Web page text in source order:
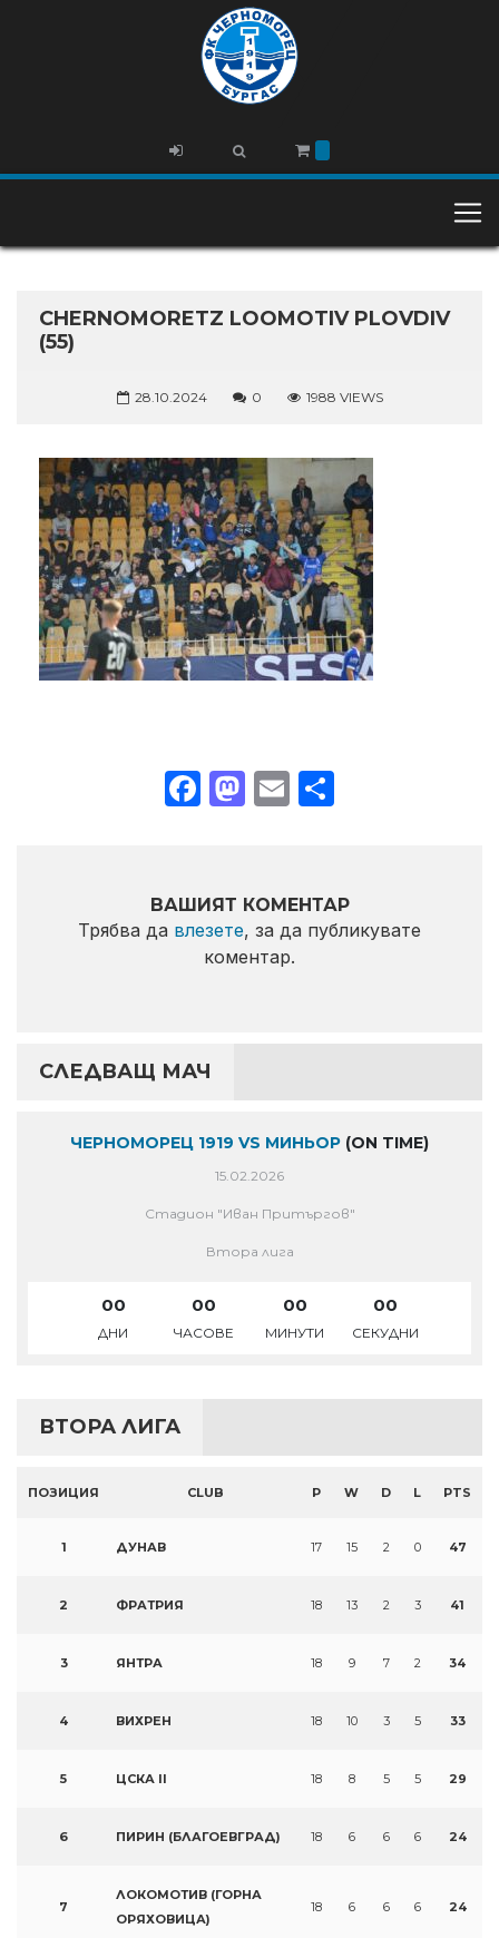
CHERNOMORETZ LOOMOTIV PLOVDIV
(55)
28.10.2024 0 1988 VIEWS
Facebook
Mastodon
Email
ВАШИЯТ КОМЕНТАР
Трябва да влезете, за да публикувате
коментар.
СЛЕДВАЩ МАЧ
ЧЕРНОМОРЕЦ 1919 VS МИНЬОР (ON TIME)
15.02.2026
Стадион "Иван Притъргов"
Втора лига
00
ДНИ
00
ЧАСОВЕ
00
МИНУТИ
00
СЕКУДНИ
ВТОРА ЛИГА
ПОЗИЦИЯ CLUB P W D L PTS
1 ДУНАВ 17 15 2 0 47
2 ФРАТРИЯ 18 13 2 3 41
3 ЯНТРА 18 9 7 2 34
4 ВИХРЕН 18 10 3 5 33
5 ЦСКА II 18 8 5 5 29
6 ПИРИН (БЛАГОЕВГРАД) 18 6 6 6 24
7
ЛОКОМОТИВ (ГОРНА
ОРЯХОВИЦА)
18 6 6 6 24